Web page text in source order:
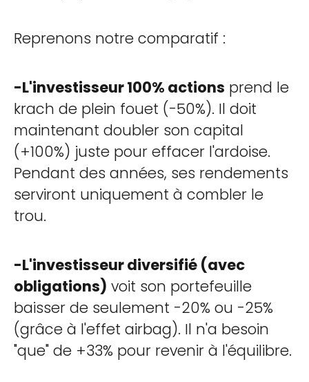
Reprenons notre comparatif :
-L'investisseur 100% actions prend le
krach de plein fouet (-50%). Il doit
maintenant doubler son capital
(+100%) juste pour effacer l'ardoise.
Pendant des années, ses rendements
serviront uniquement à combler le
trou.
-L'investisseur diversifié (avec
obligations) voit son portefeuille
baisser de seulement -20% ou -25%
(grâce à l'effet airbag). Il n'a besoin
"que" de +33% pour revenir à l'équilibre.